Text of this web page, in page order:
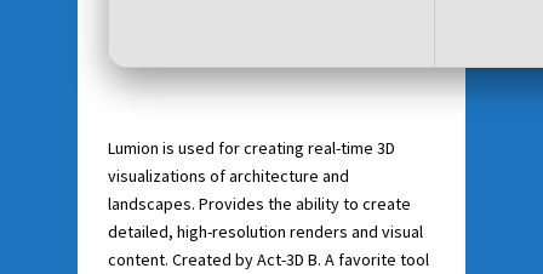
Lumion is used for creating real-time 3D
visualizations of architecture and
landscapes. Provides the ability to create
detailed, high-resolution renders and visual
content. Created by Act-3D B. A favorite tool